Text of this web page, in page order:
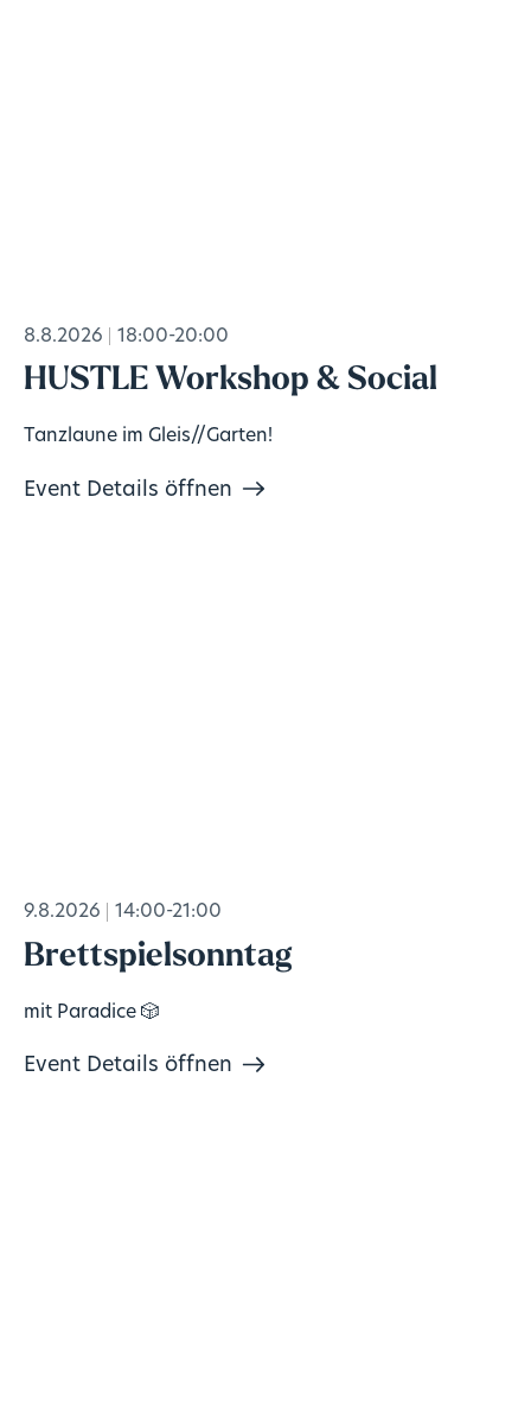
8.8.2026 18:00-20:00
HUSTLE Workshop & Social
Tanzlaune im Gleis//Garten!
Event Details öffnen
9.8.2026 14:00-21:00
Brettspielsonntag
mit Paradice 🎲
Event Details öffnen